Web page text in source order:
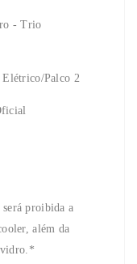
- Trio
Palco 2
proibida a
além da
vidro.*